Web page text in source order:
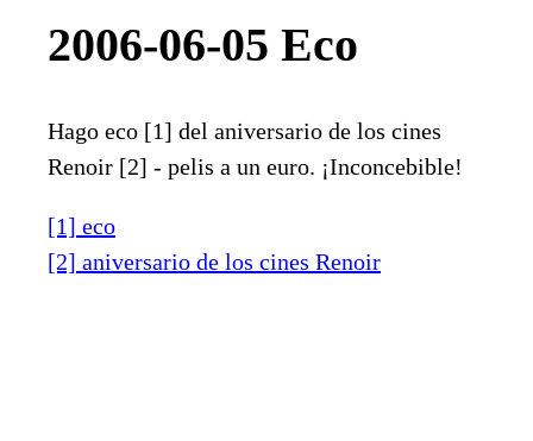
2006-06-05 Eco
Hago eco [1] del aniversario de los cines
Renoir [2] - pelis a un euro. ¡Inconcebible!
[1] eco
[2] aniversario de los cines Renoir